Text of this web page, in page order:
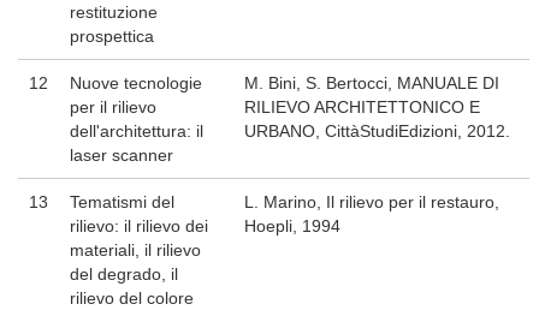
restituzione
prospettica
12
Nuove tecnologie
per il rilievo
dell'architettura: il
laser scanner
M. Bini, S. Bertocci, MANUALE DI
RILIEVO ARCHITETTONICO E
URBANO, CittàStudiEdizioni, 2012.
13
Tematismi del
rilievo: il rilievo dei
materiali, il rilievo
del degrado, il
rilievo del colore
L. Marino, Il rilievo per il restauro,
Hoepli, 1994